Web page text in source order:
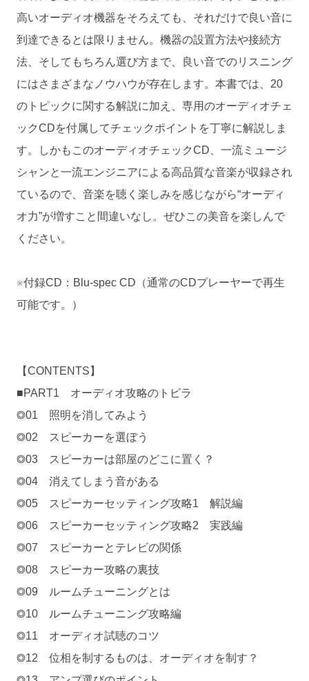
高いオーディオ機器をそろえても、それだけで良い音に
到達できるとは限りません。機器の設置方法や接続方
法、そしてもちろん選び方まで、良い音でのリスニング
にはさまざまなノウハウが存在します。本書では、20
のトピックに関する解説に加え、専用のオーディオチェ
ックCDを付属してチェックポイントを丁寧に解説しま
す。しかもこのオーディオチェックCD、一流ミュージ
シャンと一流エンジニアによる高品質な音楽が収録され
ているので、音楽を聴く楽しみを感じながら“オーディ
オ力”が増すこと間違いなし。ぜひこの美音を楽しんで
ください。
※付録CD：Blu-spec CD（通常のCDプレーヤーで再生
可能です。）
【CONTENTS】
■PART1 オーディオ攻略のトビラ
◎01 照明を消してみよう
◎02 スピーカーを選ぼう
◎03 スピーカーは部屋のどこに置く？
◎04 消えてしまう音がある
◎05 スピーカーセッティング攻略1 解説編
◎06 スピーカーセッティング攻略2 実践編
◎07 スピーカーとテレビの関係
◎08 スピーカー攻略の裏技
◎09 ルームチューニングとは
◎10 ルームチューニング攻略編
◎11 オーディオ試聴のコツ
◎12 位相を制するものは、オーディオを制す？